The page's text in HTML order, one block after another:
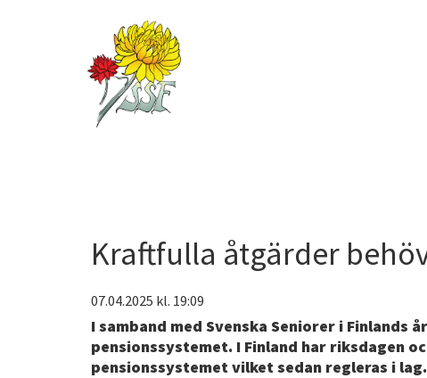
Kraftfulla åtgärder
07.04.2025 kl. 19:09
I samband med Svenska Seniorer i
pensionssystemet. I Finland har riksdagen
pensionssystemet vilket sedan regleras i lag.